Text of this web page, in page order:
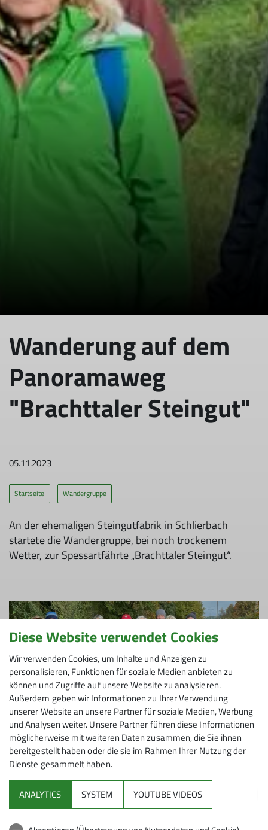
Wanderung auf dem
Panoramaweg
"Brachttaler Steingut"
05.11.2023
Startseite Wandergruppe
An der ehemaligen Steingutfabrik in Schlierbach
startete die Wandergruppe, bei noch trockenem
Wetter, zur Spessartfährte „Brachttaler Steingut“.
© @ Sektion/Reinhard Strasser
Auf der ca. 12 km langen Wanderung war
Rucksackverpflegung angesagt. Unterwegs gab es den
Diese Website verwendet Cookies
Wir verwenden Cookies, um Inhalte und Anzeigen zu
personalisieren, Funktionen für soziale Medien anbieten zu
können und Zugriffe auf unsere Website zu analysieren.
Außerdem geben wir Informationen zu Ihrer Verwendung
unserer Website an unsere Partner für soziale Medien, Werbung
und Analysen weiter. Unsere Partner führen diese Informationen
möglicherweise mit weiteren Daten zusammen, die Sie ihnen
bereitgestellt haben oder die sie im Rahmen Ihrer Nutzung der
Dienste gesammelt haben.
ANALYTICS SYSTEM YOUTUBE VIDEOS